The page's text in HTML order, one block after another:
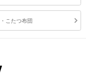
こたつ布団